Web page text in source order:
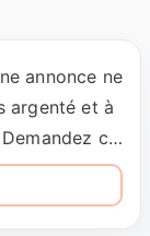
annonce ne
argenté et à
ce
ressortir